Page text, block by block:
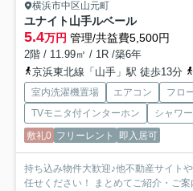
横浜市中区山元町
ユナイト山手ルベール
5.4万円 管理/共益費5,500円
2階 / 11.99㎡ / 1R /築6年
京浜東北線「山手」駅 徒歩13分
室内洗濯機置場 エアコン
フロ
TVモニタ付インターホン
シャワー
敷礼0 フリーレント 即入居可
持ち込み物件大歓迎♪他不動産サイト
任せください！ まとめてご紹介・ご